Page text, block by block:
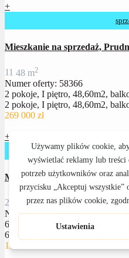
+
Mieszkanie na sprzedaż,
11 48 m2
Numer oferty: 58366
2 pokoje, I piętro, 48,60m2,
2 pokoje, I piętro, 48,60m2,
269 000 zł
+
Mieszkanie na sprzedaż,
2 60 m2
Numer oferty: 43024
60,40m2, 3 pokoje, IV pięto,
60,40m2, 3 pokoje, IV pięto,
159 000 zł